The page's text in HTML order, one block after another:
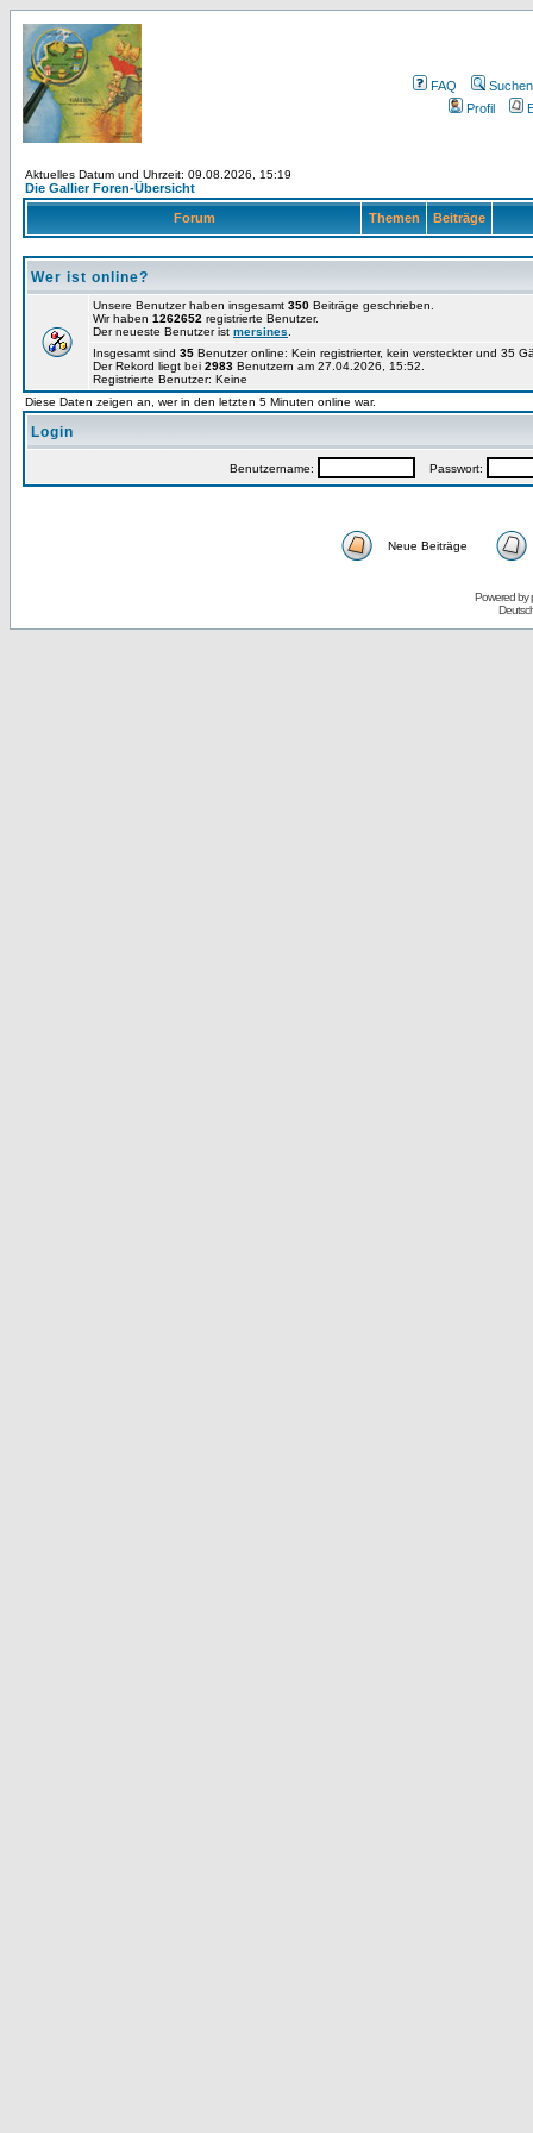
FAQ
Suchen
Profil
Aktuelles Datum und Uhrzeit: 09.08.2026, 15:19
Die Gallier Foren-Übersicht
Forum Themen Beiträge
Wer ist online?
Unsere Benutzer haben insgesamt 350 Beiträge geschrieben.
Wir haben 1262652 registrierte Benutzer.
Der neueste Benutzer ist mersines
Insgesamt sind 35 Benutzer online: Kein registrierter, kein versteckter und 35
Der Rekord liegt bei 2983 Benutzern am 27.04.2026, 15:52.
Registrierte Benutzer: Keine
Diese Daten zeigen an, wer in den letzten 5 Minuten online war.
Login
Benutzername: Passwort:
Neue Beiträge
Powered by